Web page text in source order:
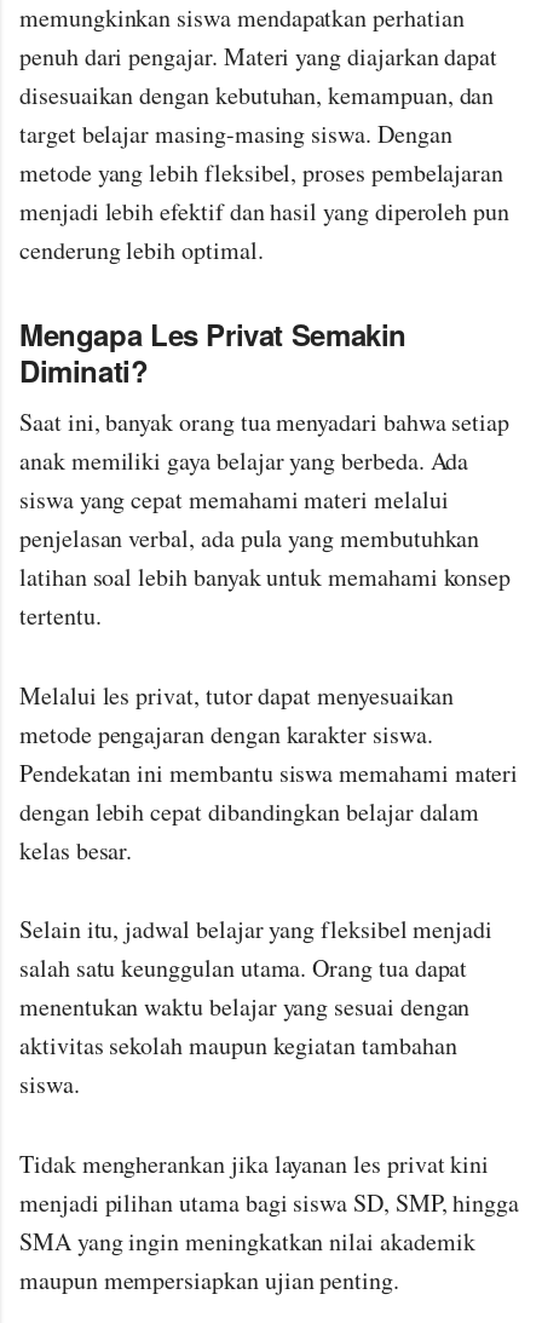
memungkinkan siswa mendapatkan perhatian
penuh dari pengajar. Materi yang diajarkan dapat
disesuaikan dengan kebutuhan, kemampuan, dan
target belajar masing-masing siswa. Dengan
metode yang lebih fleksibel, proses pembelajaran
menjadi lebih efektif dan hasil yang diperoleh pun
cenderung lebih optimal.
Mengapa Les Privat Semakin
Diminati?
Saat ini, banyak orang tua menyadari bahwa setiap
anak memiliki gaya belajar yang berbeda. Ada
siswa yang cepat memahami materi melalui
penjelasan verbal, ada pula yang membutuhkan
latihan soal lebih banyak untuk memahami konsep
tertentu.
Melalui les privat, tutor dapat menyesuaikan
metode pengajaran dengan karakter siswa.
Pendekatan ini membantu siswa memahami materi
dengan lebih cepat dibandingkan belajar dalam
kelas besar.
Selain itu, jadwal belajar yang fleksibel menjadi
salah satu keunggulan utama. Orang tua dapat
menentukan waktu belajar yang sesuai dengan
aktivitas sekolah maupun kegiatan tambahan
siswa.
Tidak mengherankan jika layanan les privat kini
menjadi pilihan utama bagi siswa SD, SMP, hingga
SMA yang ingin meningkatkan nilai akademik
maupun mempersiapkan ujian penting.